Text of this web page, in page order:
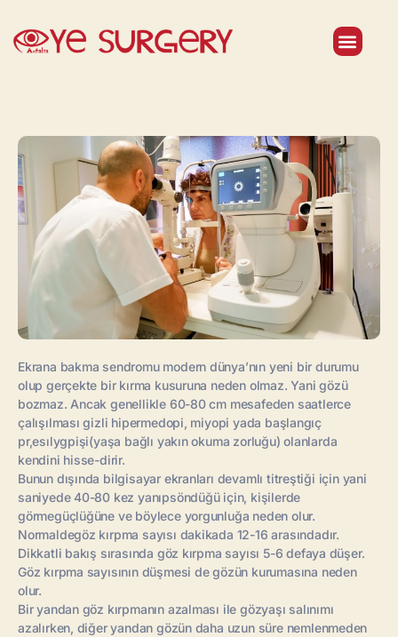
Ekrana bakma sendromu modern dünya’nın yeni bir durumu
olup gerçekte bir kırma kusuruna neden olmaz. Yani gözü
bozmaz. Ancak genellikle 60-80 cm mesafeden saatlerce
çalışılması gizli hipermedopi, miyopi yada başlangıç
pr,esılygpişi(yaşa bağlı yakın okuma zorluğu) olanlarda
kendini hisse-dirir.
Bunun dışında bilgisayar ekranları devamlı titreştiği için yani
saniyede 40-80 kez yanıpsöndüğü için, kişilerde
görmegüçlüğüne ve böylece yorgunluğa neden olur.
Normaldegöz kırpma sayısı dakikada 12-16 arasındadır.
Dikkatli bakış sırasında göz kırpma sayısı 5-6 defaya düşer.
Göz kırpma sayısının düşmesi de gözün kurumasına neden
olur.
Bir yandan göz kırpmanın azalması ile gözyaşı salınımı
azalırken, diğer yandan gözün daha uzun süre nemlenmeden